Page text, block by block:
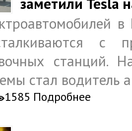
в
с
станций.
стал водитель
1585 Подробнее